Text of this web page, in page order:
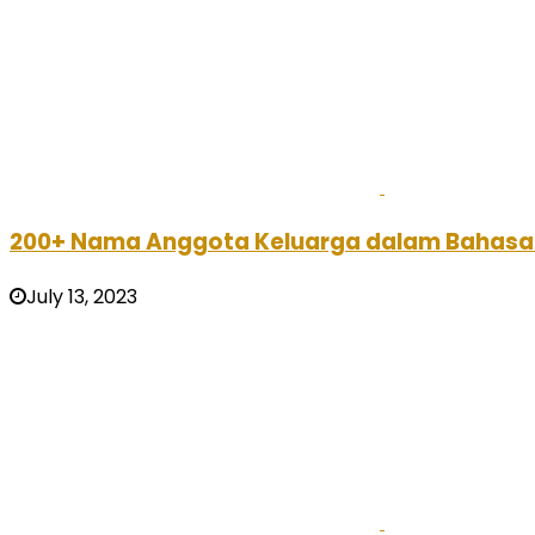
200+ Nama Anggota Keluarga dalam
July 13, 2023